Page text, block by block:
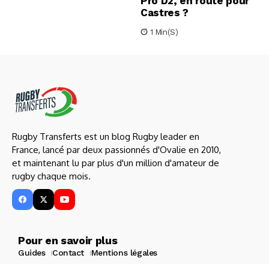
Castres ?
1 Min(s)
Rugby Transferts est un blog Rugby leader en
France, lancé par deux passionnés d'Ovalie en 2010,
et maintenant lu par plus d'un million d'amateur de
rugby chaque mois.
Pour en savoir plus
Guides Contact Mentions légales